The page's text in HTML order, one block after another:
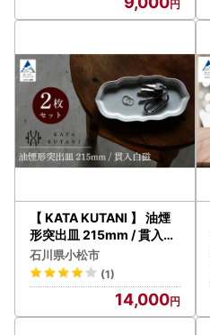
【 KATA KUTANI 】 油煙
形突出皿 215mm / 貫入白
磁（2枚セット）九谷焼 15
-02
石川県小松市
(1)
14,000